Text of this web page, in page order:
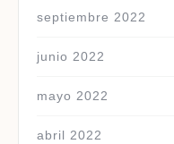
septiembre 2022
junio 2022
mayo 2022
abril 2022